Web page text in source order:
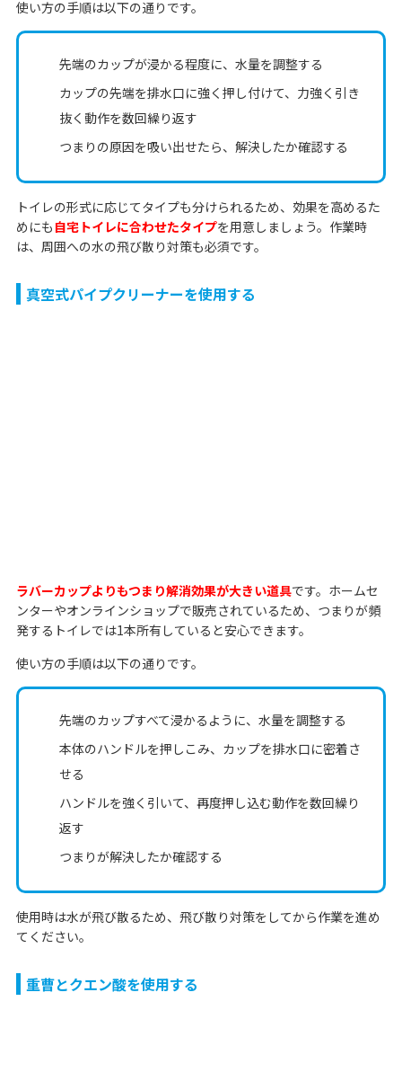
使い方の手順は以下の通りです。
先端のカップが浸かる程度に、水量を調整する
カップの先端を排水口に強く押し付けて、力強く引き
抜く動作を数回繰り返す
つまりの原因を吸い出せたら、解決したか確認する
トイレの形式に応じてタイプも分けられるため、効果を高めるた
めにも 自宅トイレに合わせたタイプを用意しましょう。作業時
は、周囲への水の飛び散り対策も必須です。
真空式パイプクリーナーを使用する
ラバーカップよりもつまり解消効果が大きい道具です。ホームセ
ンターやオンラインショップで販売されているため、つまりが頻
発するトイレでは1本所有していると安心できます。
使い方の手順は以下の通りです。
先端のカップすべて浸かるように、水量を調整する
本体のハンドルを押しこみ、カップを排水口に密着さ
せる
ハンドルを強く引いて、再度押し込む動作を数回繰り
返す
つまりが解決したか確認する
使用時は水が飛び散るため、飛び散り対策をしてから作業を進め
てください。
重曹とクエン酸を使用する